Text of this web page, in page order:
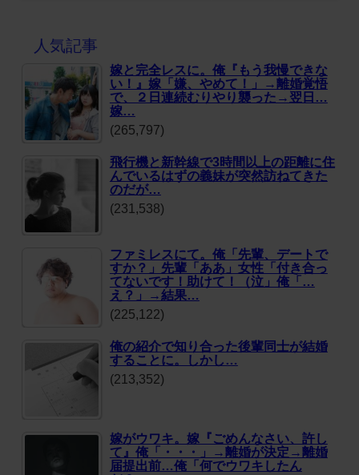
人気記事
嫁と完全レスに。俺『もう我慢できな
い！』嫁「嫌、やめて！」→離婚覚悟
で、２日連続むりやり襲った→翌日…
嫁…
(265,797)
飛行機と新幹線で3時間以上の距離に住
んでいるはずの義妹が突然訪ねてきた
のだが…
(231,538)
ファミレスにて。俺「先輩、デートで
すか？」先輩「ああ」女性「付き合っ
てないです！助けて！（泣」俺「…
え？」→結果…
(225,122)
俺の紹介で知り合った後輩同士が結婚
することに。しかし…
(213,352)
嫁がウワキ。嫁『ごめんなさい、許し
て』俺「・・・」→離婚が決定→離婚
届提出前…俺「何でウワキしたん